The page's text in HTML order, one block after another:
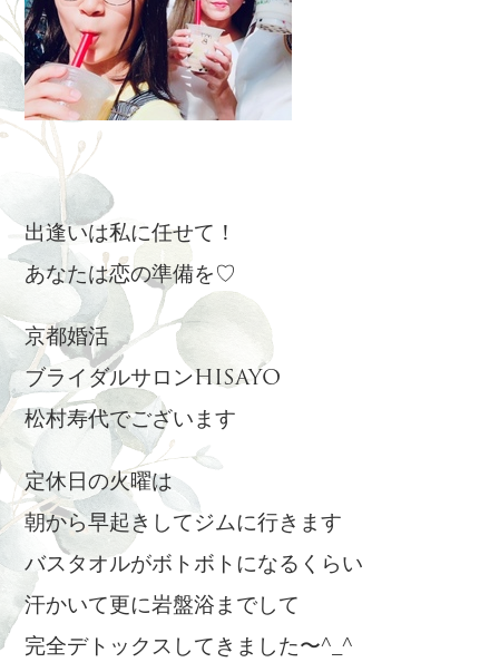
出逢いは私に任せて！
あなたは恋の準備を♡
京都婚活
ブライダルサロンHISAYO
松村寿代でございます
定休日の火曜は
朝から早起きしてジムに行きます
バスタオルがボトボトになるくらい
汗かいて更に岩盤浴までして
完全デトックスしてきました〜^_^